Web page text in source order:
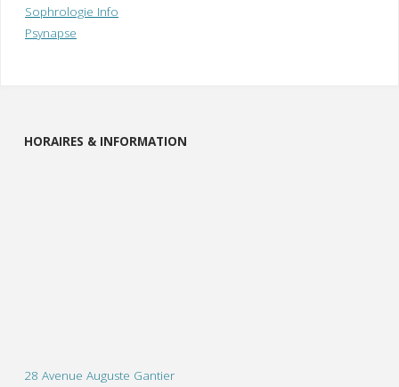
Sophrologie Info
Psynapse
HORAIRES & INFORMATION
28 Avenue Auguste Gantier